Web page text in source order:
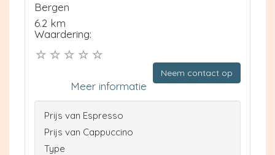
Bergen
6.2 km
Waardering:
Neem contact op
Meer informatie
Prijs van Espresso
Prijs van Cappuccino
Type